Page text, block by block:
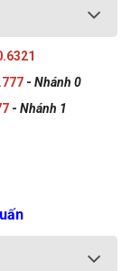
- Nhánh 0
- Nhánh 1